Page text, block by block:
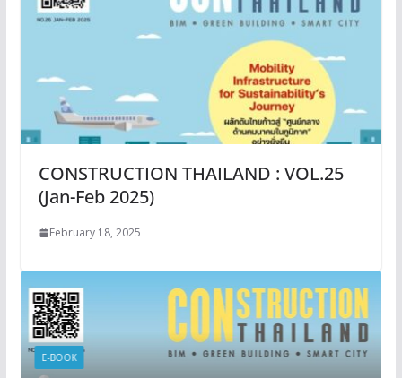
CONSTRUCTION THAILAND : VOL.25
(Jan-Feb 2025)
February 18, 2025
E-BOOK